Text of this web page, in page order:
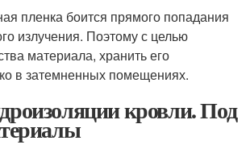
пленка боится прямого попадания
излучения. Поэтому с целью
материала, хранить его
в затемненных помещениях.
кровли. Под